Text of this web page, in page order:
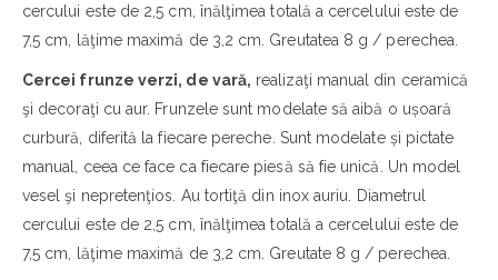
cercului este de 2,5 cm, înălţimea totală a cercelului este de
7,5 cm, lăţime maximă de 3,2 cm. Greutatea 8 g / perechea.
Cercei frunze verzi, de vară, realizaţi manual din ceramică
şi decoraţi cu aur. Frunzele sunt modelate să aibă o ușoară
curbură, diferită la fiecare pereche. Sunt modelate și pictate
manual, ceea ce face ca fiecare piesă să fie unică. Un model
vesel şi nepretenţios. Au tortiţă din inox auriu. Diametrul
cercului este de 2,5 cm, înălţimea totală a cercelului este de
7,5 cm, lăţime maximă de 3,2 cm. Greutate 8 g / perechea.